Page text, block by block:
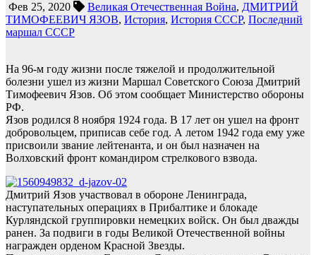
Фев 25, 2020 Великая Отечественная Война, ДМИТРИЙ
ТИМОФЕЕВИЧ ЯЗОВ, История, История СССР, Последний
маршал СССР
На 96-м году жизни после тяжелой и продолжительной
болезни ушел из жизни Маршал Советского Союза Дмитрий
Тимофеевич Язов. Об этом сообщает Министерство обороны
РФ.
Язов родился 8 ноября 1924 года. В 17 лет он ушел на фронт
добровольцем, приписав себе год. А летом 1942 года ему уже
присвоили звание лейтенанта, и он был назначен на
Волховский фронт командиром стрелкового взвода.
Дмитрий Язов участвовал в обороне Ленинграда,
наступательных операциях в Прибалтике и блокаде
Курляндской группировки немецких войск. Он был дважды
ранен. За подвиги в годы Великой Отечественной войны
награжден орденом Красной Звезды.